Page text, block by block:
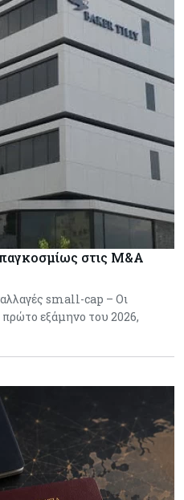
στις M&A
small-cap – Οι
πρώτο εξάμηνο του 2026,